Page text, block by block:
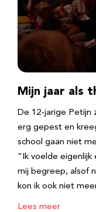
Mijn jaar als
De 12-jarige Petijn
erg gepest en
school gaan niet
“Ik voelde
mij begreep, alsof
kon ik ook niet
Lees meer